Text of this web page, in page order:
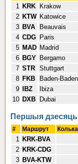
1 KRK Krakow
2 KTW Katowice
3 BVA Beauvais
4 CDG Paris
5 MAD Madrid
6 BGY Bergamo
7 STR Stuttgart
8 FKB Baden-Baden
9
IBZ Ibiza
10 DXB Dubai
Першыя
# Маршрут
1 KRK-BVA
2 KRK-CDG
3 BVA-KTW